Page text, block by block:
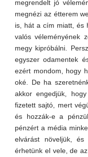
megrendelt jó
megnézi az étterem
is, hát a cím miatt, és
valós véleményének
megy kipróbálni.
egyszer odamentek
ezért mondom, hogy
oké. De ha
akkor engedjük,
fizetett sajtó, mert
és hozzák-e a
pénzért a média
elvárást növeljük, és
érhetünk el vele, de